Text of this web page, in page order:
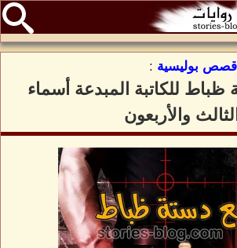
قصص بوليسية :
ظباط للكاتبة المبدعة أسماء
والأربعون